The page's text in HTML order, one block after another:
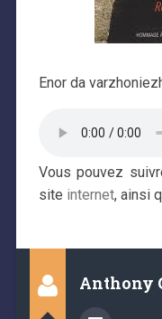
Enor da
Vous pouvez
site internet, ainsi
Anthony